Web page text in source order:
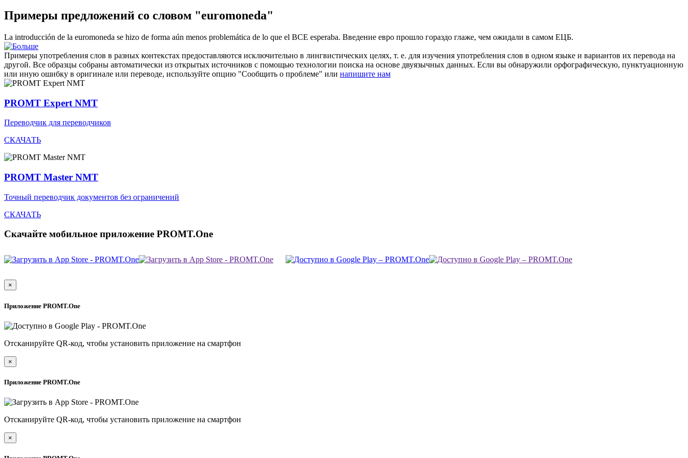
Примеры предложений со словом "euromoneda"
La introducción de la euromoneda se hizo de forma aún menos problemática de lo que el BCE esperaba. Введение евро прошло гораздо глаже, чем ожидали в самом ЕЦБ.
Примеры употребления слов в разных контекстах предоставляются исключительно в лингвистических целях, т. е. для изучения употребления слов в одном языке и вариантов их перевода на
другой. Все образцы собраны автоматически из открытых источников с помощью технологии поиска на основе двуязычных данных. Если вы обнаружили орфографическую, пунктуационную
или иную ошибку в оригинале или переводе, используйте опцию "Сообщить о проблеме" или напишите нам
PROMT Expert NMT
Переводчик для переводчиков
СКАЧАТЬ
PROMT Master NMT
Точный переводчик документов без ограничений
СКАЧАТЬ
Скачайте мобильное приложение PROMT.One
×
Приложение PROMT.One
Отсканируйте QR-код, чтобы установить приложение на смартфон
×
Приложение PROMT.One
Отсканируйте QR-код, чтобы установить приложение на смартфон
×